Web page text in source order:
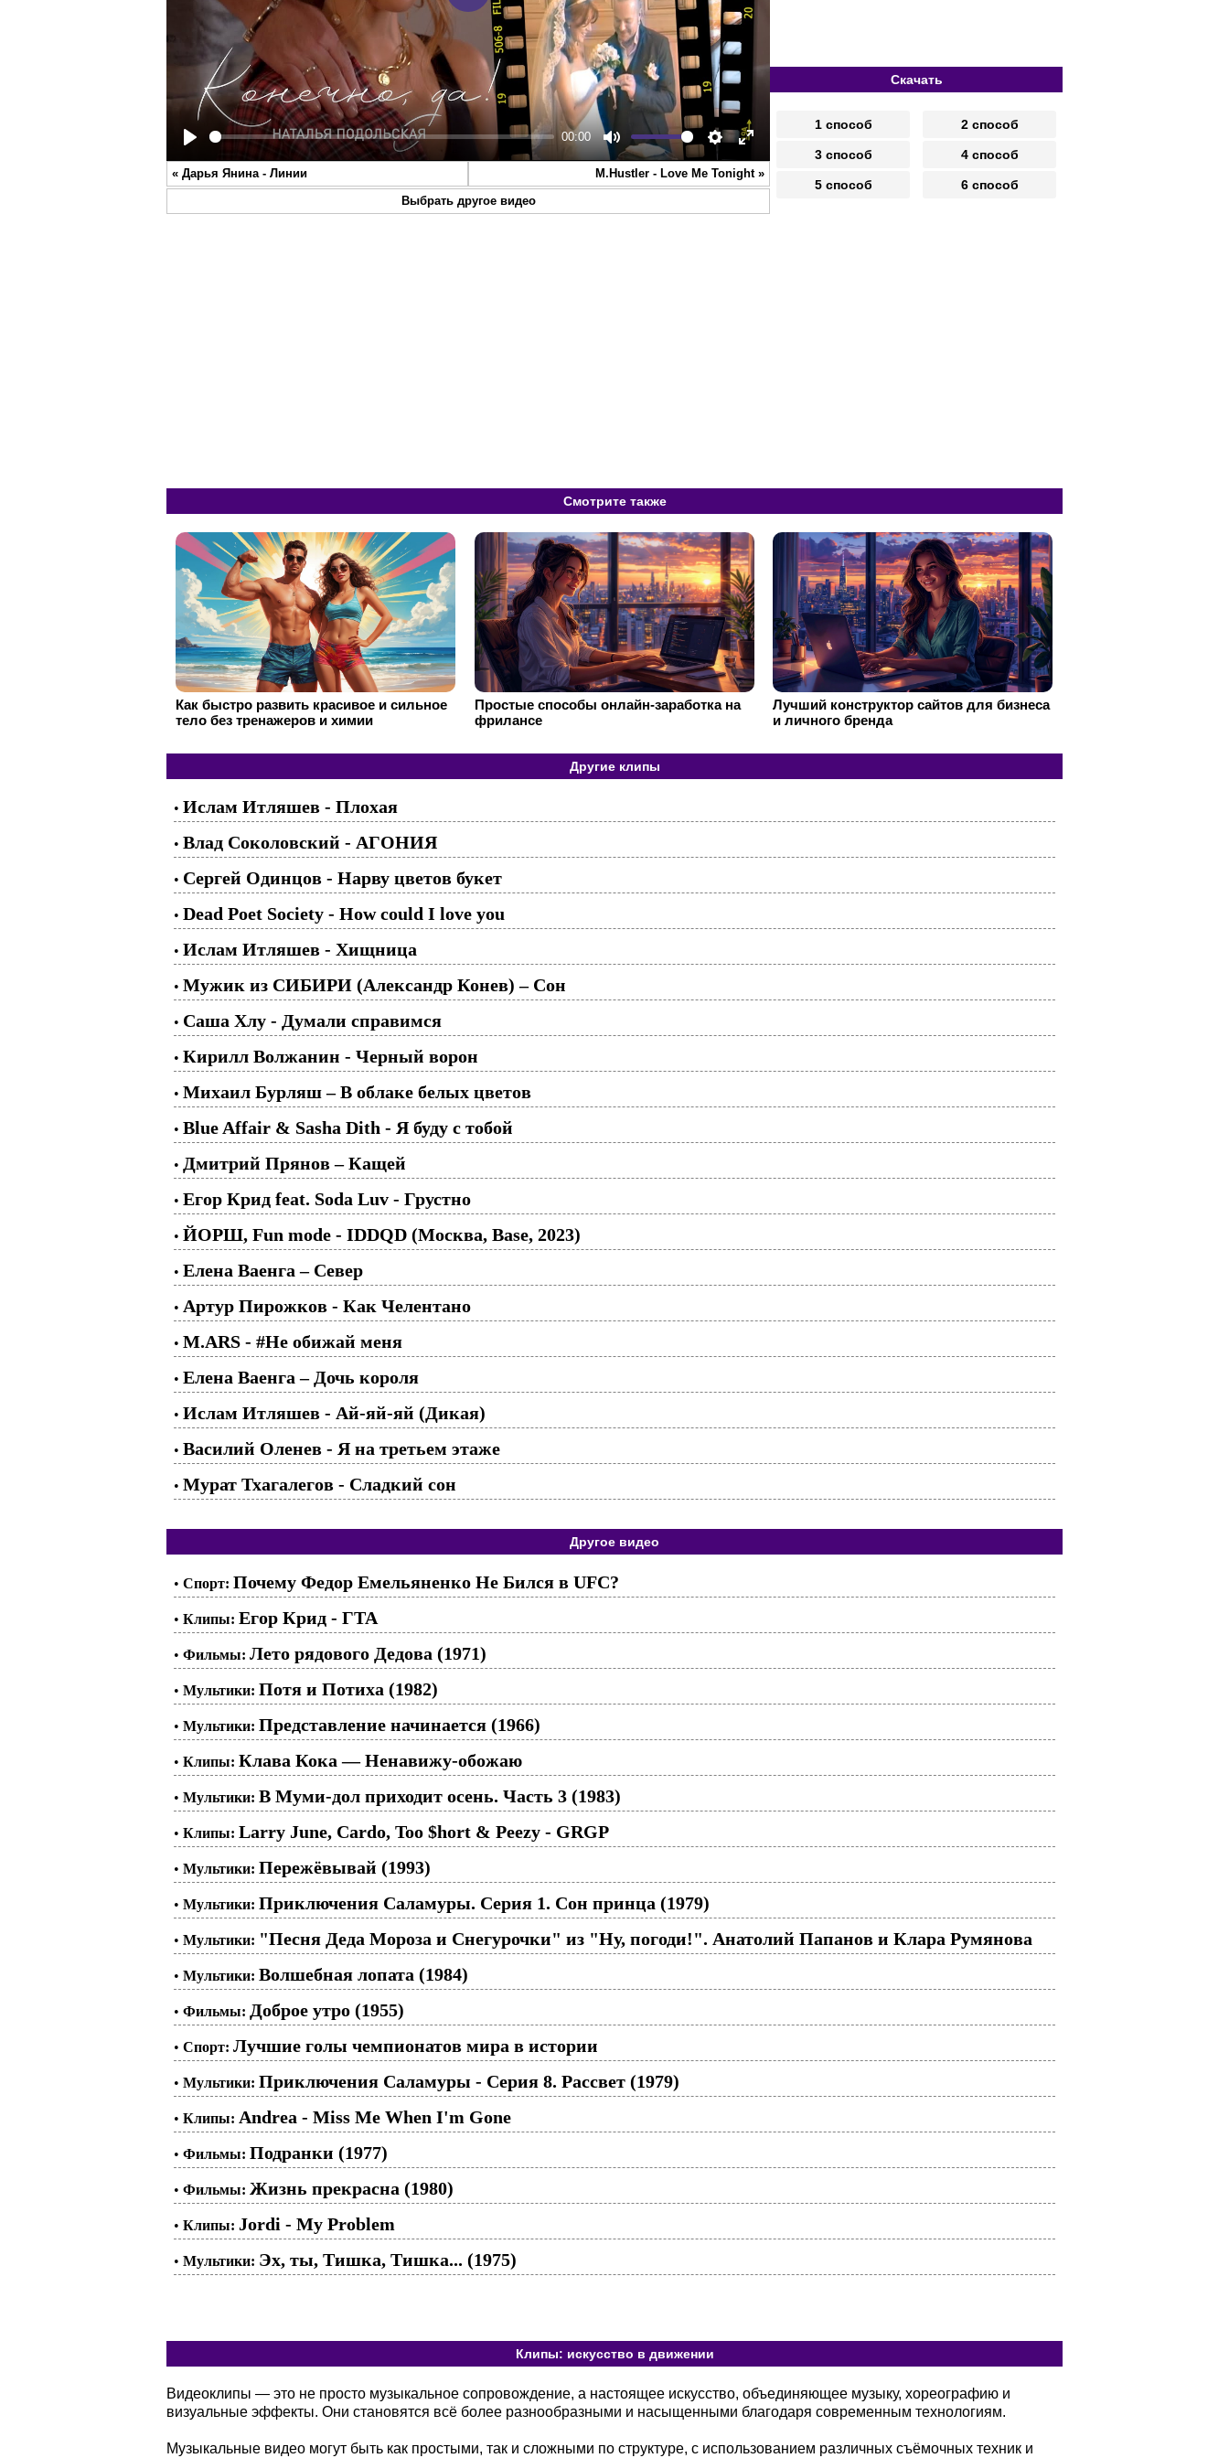
Play
00:00
Mute Settings
Enter
fullscreen
Play
« Дарья Янина - Линии M.Hustler - Love Me Tonight»
Выбрать другое видео
Скачать
1 способ 2 способ
3 способ 4 способ
5 способ 6 способ
Смотрите также
Как быстро развить красивое и сильное
тело без тренажеров и химии
Простые способы онлайн-заработка на
фрилансе
Лучший конструктор сайтов для бизнеса
и личного бренда
Другие клипы
• Ислам Итляшев - Плохая
• Влад Соколовский - АГОНИЯ
• Сергей Одинцов - Нарву цветов букет
• Dead Poet Society - How could I love you
• Ислам Итляшев - Хищница
• Мужик из СИБИРИ (Александр Конев) – Сон
• Саша Хлу - Думали справимся
• Кирилл Волжанин - Черный ворон
• Михаил Бурляш – В облаке белых цветов
• Blue Affair & Sasha Dith - Я буду с тобой
• Дмитрий Прянов – Кащей
• Егор Крид feat. Soda Luv - Грустно
• ЙОРШ, Fun mode - IDDQD (Москва, Base, 2023)
• Елена Ваенга – Север
• Артур Пирожков - Как Челентано
• M.ARS - #Не обижай меня
• Елена Ваенга – Дочь короля
• Ислам Итляшев - Ай-яй-яй (Дикая)
• Василий Оленев - Я на третьем этаже
• Мурат Тхагалегов - Сладкий сон
Другое видео
• Спорт: Почему Федор Емельяненко Не Бился в UFC?
• Клипы: Егор Крид - ГТА
• Фильмы: Лето рядового Дедова (1971)
• Мультики: Потя и Потиха (1982)
• Мультики: Представление начинается (1966)
• Клипы: Клава Кока — Ненавижу-обожаю
• Мультики: В Муми-дол приходит осень. Часть 3 (1983)
• Клипы: Larry June, Cardo, Too $hort & Peezy - GRGP
• Мультики: Пережёвывай (1993)
• Мультики: Приключения Саламуры. Серия 1. Сон принца (1979)
• Мультики: "Песня Деда Мороза и Снегурочки" из "Ну, погоди!". Анатолий Папанов и Клара Румянова
• Мультики: Волшебная лопата (1984)
• Фильмы: Доброе утро (1955)
• Спорт: Лучшие голы чемпионатов мира в истории
• Мультики: Приключения Саламуры - Серия 8. Рассвет (1979)
• Клипы: Andrea - Miss Me When I'm Gone
• Фильмы: Подранки (1977)
• Фильмы: Жизнь прекрасна (1980)
• Клипы: Jordi - My Problem
• Мультики: Эх, ты, Тишка, Тишка... (1975)
Клипы: искусство в движении
Видеоклипы — это не просто музыкальное сопровождение, а настоящее искусство, объединяющее музыку, хореографию и
визуальные эффекты. Они становятся всё более разнообразными и насыщенными благодаря современным технологиям.
Музыкальные видео могут быть как простыми, так и сложными по структуре, с использованием различных съёмочных техник и